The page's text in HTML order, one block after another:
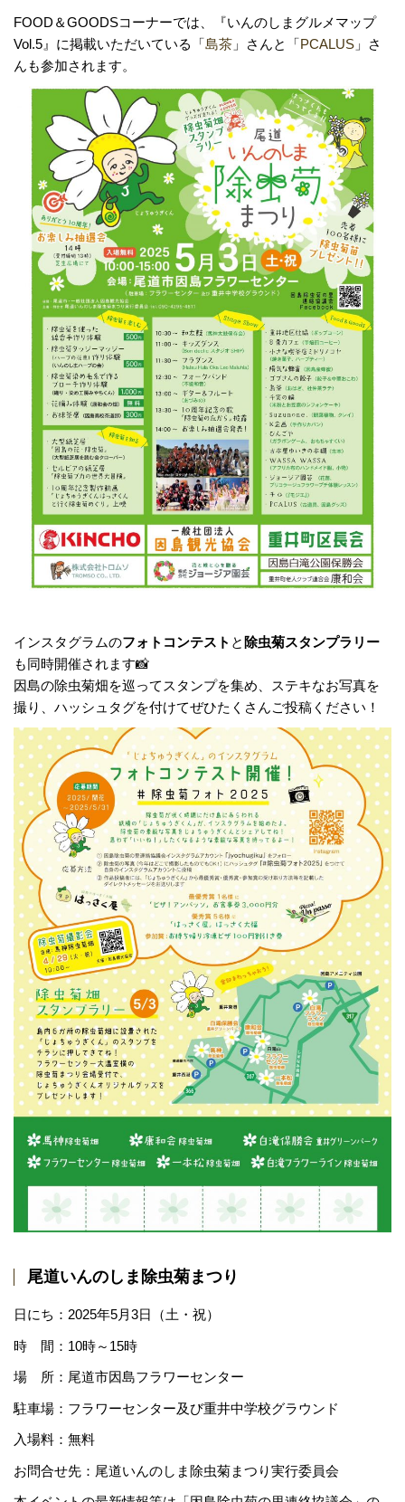
FOOD＆GOODSコーナーでは、『いんのしまグルメマップ
Vol.5』に掲載いただいている「島茶 」さんと「PCALUS 」さ
んも参加されます。
インスタグラムのフォトコンテスト と 除虫菊スタンプラリー
も同時開催されます📸
因島の除虫菊畑を巡ってスタンプを集め、ステキなお写真を
撮り、ハッシュタグを付けてぜひたくさんご投稿ください！
尾道いんのしま除虫菊まつり
日にち：2025年5月3日（土・祝）
時 間：10時～15時
場 所：尾道市因島フラワーセンター
駐車場：フラワーセンター及び重井中学校グラウンド
入場料：無料
お問合せ先：尾道いんのしま除虫菊まつり実行委員会